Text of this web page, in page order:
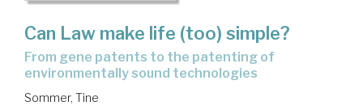
Can Law make life (too) simple?
from gene patents to the patenting of
environmentally sound technologies
Sommer, Tine